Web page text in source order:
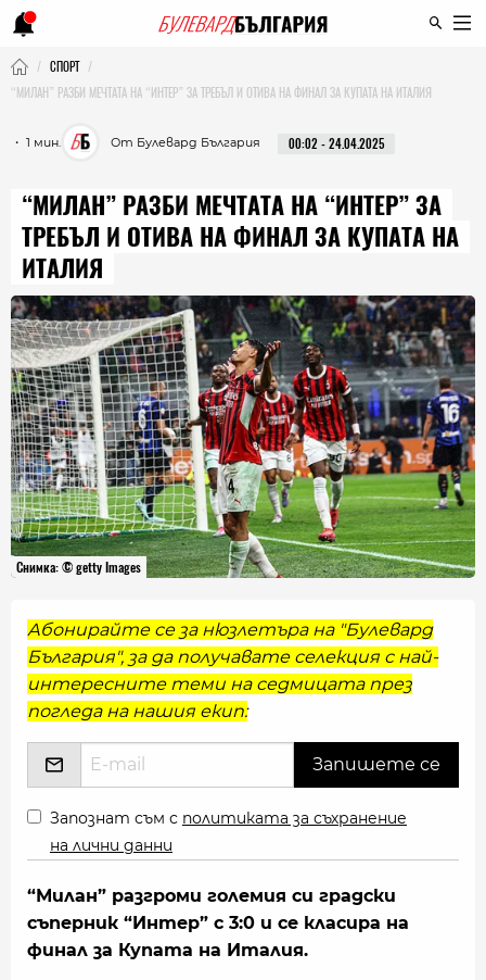
СПОРТ
“МИЛАН” РАЗБИ МЕЧТАТА НА “ИНТЕР” ЗА ТРЕБЪЛ И ОТИВА НА ФИНАЛ ЗА КУПАТА НА ИТАЛИЯ
・ 1 мин. От Булевард България 00:02 - 24.04.2025
“МИЛАН” РАЗБИ МЕЧТАТА НА “ИНТЕР” ЗА
ТРЕБЪЛ И ОТИВА НА ФИНАЛ ЗА КУПАТА НА
ИТАЛИЯ
Снимка: © getty Images
Абонирайте се за нюзлетъра на "Булевард
България", за да получавате селекция с най-
интересните теми на седмицата през
погледа на нашия екип:
Запознат съм с политиката за съхранение
на лични данни
“Милан” разгроми големия си градски
съперник “Интер” с 3:0 и се класира на
финал за Купата на Италия.